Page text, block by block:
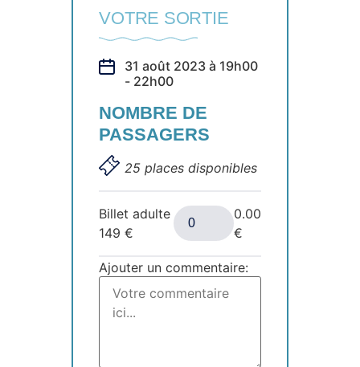
VOTRE SORTIE
31 août 2023 à 19h00
- 22h00
NOMBRE DE
PASSAGERS
25 places disponibles
Billet adulte
149€
0.00
€
Ajouter un commentaire: